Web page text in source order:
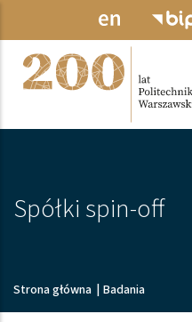
Przejdź do treści
Spółki spin-off
Ścieżka nawigacyjna
Strona główna Badania